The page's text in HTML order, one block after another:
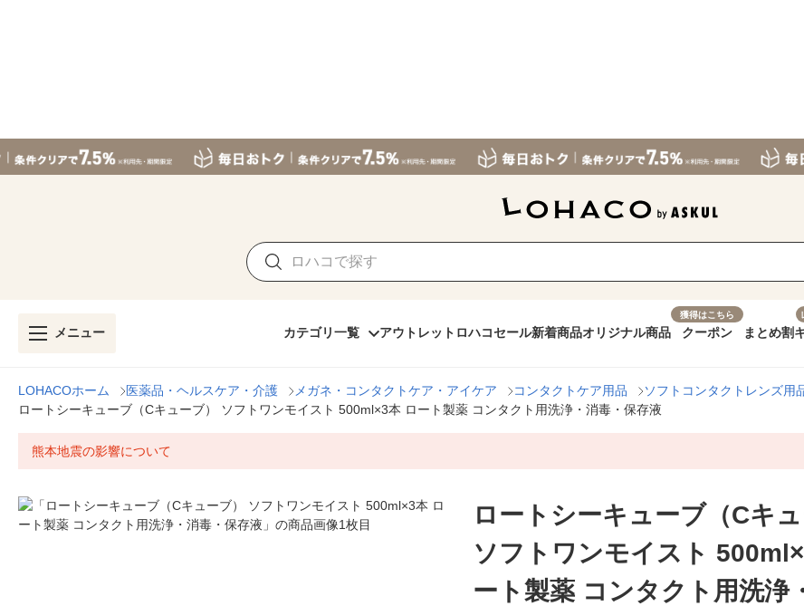
メニュー カテゴリ一覧 アウトレット ロハコセール新着商品オリジナル商品
獲得はこちら
クーポン まとめ割
LOHACOホーム 医薬品・ヘルスケア・介護 メガネ・コンタクトケア・アイケア コンタクトケア用品
ソフトコンタクトレンズ用
ロートシーキューブ（Cキューブ） ソフトワンモイスト 500ml×3本 ロート製薬 コンタクト用洗浄・消毒・保存液
熊本地震の影響について
ロートシーキューブ（Cキュ
ソフトワンモイスト
ート製薬 コンタクト用洗浄